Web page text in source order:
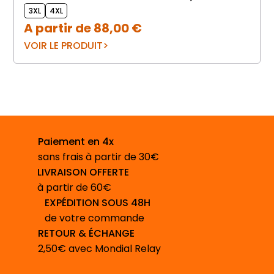
3XL 4XL
A partir de88,00€
VOIR LE PRODUIT
Paiement en 4x
sans frais à partir de 30€
LIVRAISON OFFERTE
à partir de 60€
EXPÉDITION SOUS 48H
de votre commande
RETOUR & ÉCHANGE
2,50€ avec Mondial Relay